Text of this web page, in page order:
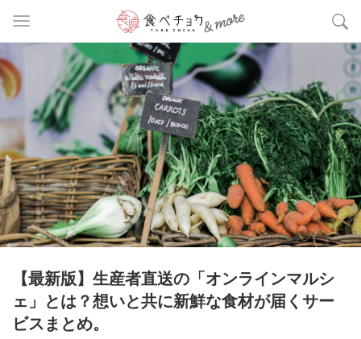
【最新版】生産者直送の「オンラインマルシ
ェ」とは？想いと共に新鮮な食材が届くサー
ビスまとめ。